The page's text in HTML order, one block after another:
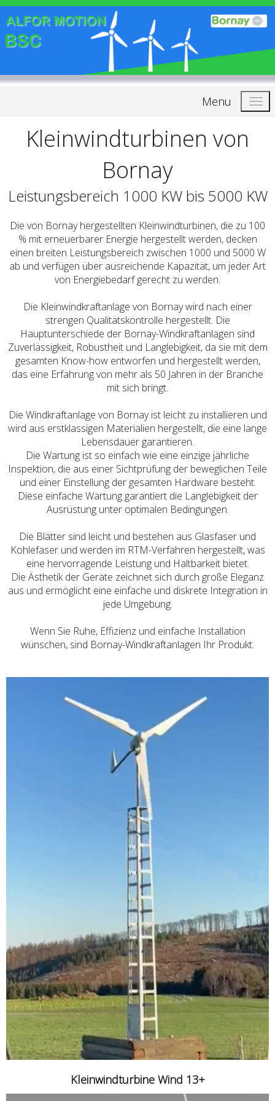
Menu
Kleinwindturbinen von
Bornay
Leistungsbereich 1000 KW bis 5000 KW
Die von Bornay hergestellten Kleinwindturbinen, die zu 100
% mit erneuerbarer Energie hergestellt werden, decken
einen breiten Leistungsbereich zwischen 1000 und 5000 W
ab und verfügen über ausreichende Kapazität, um jeder Art
von Energiebedarf gerecht zu werden.
Die Kleinwindkraftanlage von Bornay wird nach einer
strengen Qualitätskontrolle hergestellt. Die
Hauptunterschiede der Bornay-Windkraftanlagen sind
Zuverlässigkeit, Robustheit und Langlebigkeit, da sie mit dem
gesamten Know-how entworfen und hergestellt werden,
das eine Erfahrung von mehr als 50 Jahren in der Branche
mit sich bringt.
Die Windkraftanlage von Bornay ist leicht zu installieren und
wird aus erstklassigen Materialien hergestellt, die eine lange
Lebensdauer garantieren.
Die Wartung ist so einfach wie eine einzige jährliche
Inspektion, die aus einer Sichtprüfung der beweglichen Teile
und einer Einstellung der gesamten Hardware besteht.
Diese einfache Wartung garantiert die Langlebigkeit der
Ausrüstung unter optimalen Bedingungen.
Die Blätter sind leicht und bestehen aus Glasfaser und
Kohlefaser und werden im RTM-Verfahren hergestellt, was
eine hervorragende Leistung und Haltbarkeit bietet.
Die Ästhetik der Geräte zeichnet sich durch große Eleganz
aus und ermöglicht eine einfache und diskrete Integration in
jede Umgebung.
Wenn Sie Ruhe, Effizienz und einfache Installation
wünschen, sind Bornay-Windkraftanlagen Ihr Produkt.
Kleinwindturbine Wind 13+